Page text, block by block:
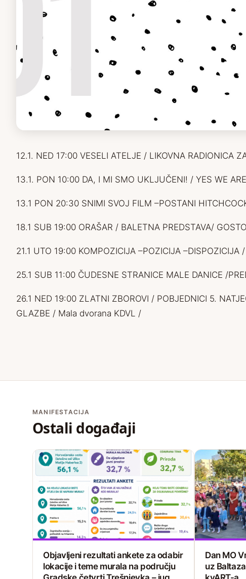
12.1. NED 17:00 VESELI ATELJE / LIKOVNA RADIONICA
13.1. PON 10:00 DA, I MI SMO UKLJUČENI! / YES WE
13.1 PON 20:30 SNIMI SVOJ FILM –POSTANI
18.1 SUB 19:00 ORAŠAR / BALETNA PREDSTAVA/
21.1 UTO 19:00 KOMPOZICIJA –POZICIJA –DISPOZICIJA
25.1 SUB 11:00 ČUDESNE STRANICE MALE DANICE /
26.1 NED 19:00 ZLATNI ZBOROVI / POBJEDNICI 5.
GLAZBE / Mala dvorana KDVL /
MANIFESTACIJA
Ostali događaji
Objavljeni rezultati ankete za odabir
lokacije i teme murala na području
Dan MO
uz